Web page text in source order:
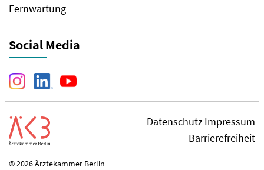
Fernwartung
Social Media
DatenschutzImpressum
Barrierefreiheit
© 2026 Ärztekammer Berlin